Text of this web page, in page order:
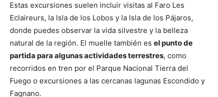
Estas excursiones suelen incluir visitas al Faro Les
Eclaireurs, la Isla de los Lobos y la Isla de los Pájaros,
donde puedes observar la vida silvestre y la belleza
natural de la región. El muelle también es el punto de
partida para algunas actividades terrestres, como
recorridos en tren por el Parque Nacional Tierra del
Fuego o excursiones a las cercanas lagunas Escondido y
Fagnano.